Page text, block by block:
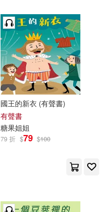
國王的新衣 (有聲書)
有聲書
糖果姐姐
79 折 $79 $100